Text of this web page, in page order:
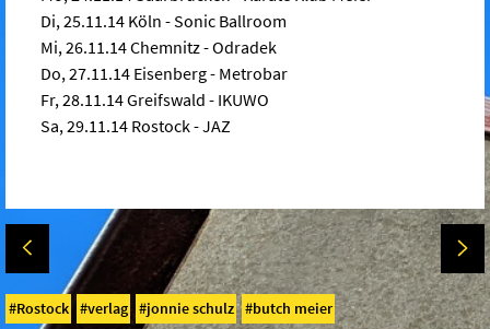
Di, 25.11.14 Köln - Sonic Ballroom
Mi, 26.11.14 Chemnitz - Odradek
Do, 27.11.14 Eisenberg - Metrobar
Fr, 28.11.14 Greifswald - IKUWO
Sa, 29.11.14 Rostock - JAZ
Rostock verlag jonnie schulz butch meier